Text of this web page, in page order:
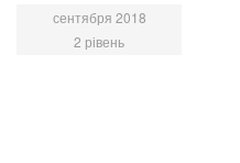
сентября 2018
2 рівень